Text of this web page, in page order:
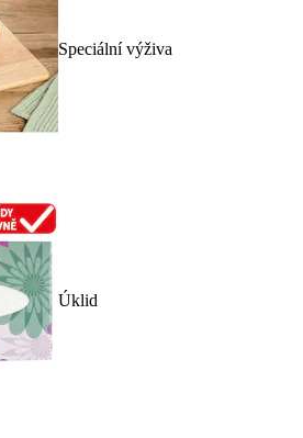
Speciální výživa
Úklid